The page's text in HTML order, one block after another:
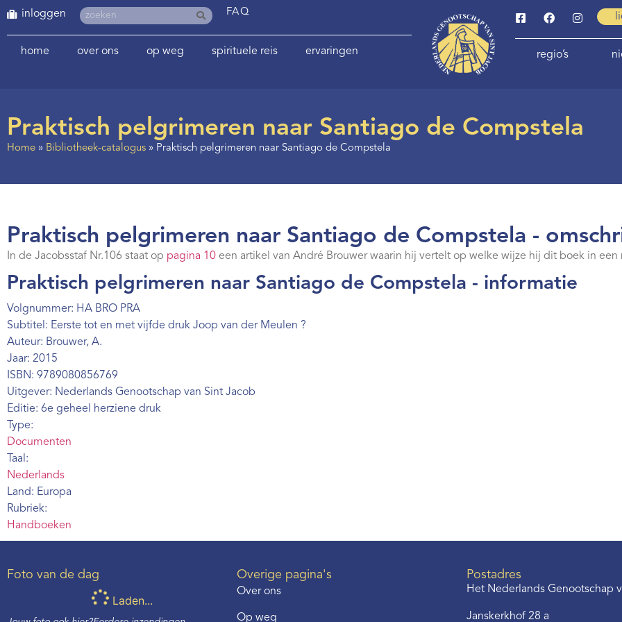
inloggen FAQ
home over ons op weg spirituele reis ervaringen regio’s
Praktisch pelgrimeren naar Santiago de Compstela
Home » Bibliotheek-catalogus » Praktisch pelgrimeren naar Santiago de Compstela
Praktisch pelgrimeren naar Santiago de Compstela -
In de Jacobsstaf Nr.106 staat op pagina 10 een artikel van André Brouwer waarin hij vertelt op welke wijze hij dit boek in
Praktisch pelgrimeren naar Santiago de Compstela - informatie
Volgnummer: HA BRO PRA
Subtitel: Eerste tot en met vijfde druk Joop van der Meulen ?
Auteur: Brouwer, A.
Jaar: 2015
ISBN: 9789080856769
Uitgever: Nederlands Genootschap van Sint Jacob
Editie: 6e geheel herziene druk
Type:
Documenten
Taal:
Nederlands
Land: Europa
Rubriek:
Handboeken
Foto van de dag
Laden...
Overige pagina's
Over ons
Op weg
Postadres
Het Nederlands Genootschap
Janskerkhof 28 a